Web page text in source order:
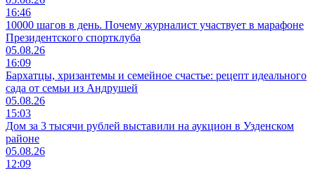
16:46
10000 шагов в день. Почему журналист участвует в марафоне
Президентского спортклуба
05.08.26
16:09
Бархатцы, хризантемы и семейное счастье: рецепт идеального
сада от семьи из Андрушей
05.08.26
15:03
Дом за 3 тысячи рублей выставили на аукцион в Узденском
районе
05.08.26
12:09